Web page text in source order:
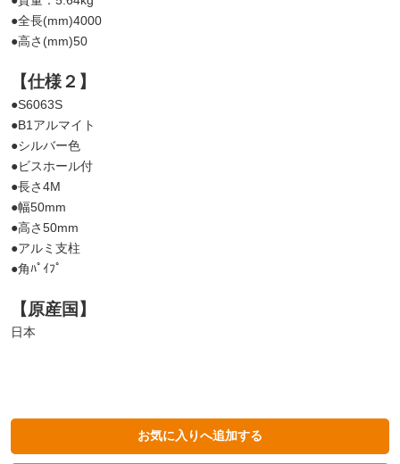
●全長(mm)4000
●高さ(mm)50
【仕様２】
●S6063S
●B1アルマイト
●シルバー色
●ビスホール付
●長さ4M
●幅50mm
●高さ50mm
●アルミ支柱
●角ﾊﾟｲﾌﾟ
【原産国】
日本